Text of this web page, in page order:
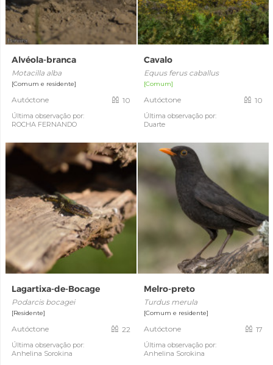
Alvéola-branca
Motacilla alba
[Comum e residente]
Autóctone
Última observação por:
ROCHA FERNANDO
10
Cavalo
Equus ferus caballus
[Comum]
Autóctone
Última observação por:
Duarte
10
Lagartixa-de-Bocage
Podarcis bocagei
[Residente]
Autóctone
Última observação por:
Anhelina Sorokina
22
Melro-preto
Turdus merula
[Comum e residente]
Autóctone
Última observação por:
Anhelina Sorokina
17